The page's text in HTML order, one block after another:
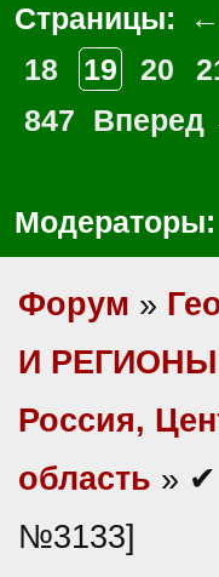
Страницы:
18
19 20
847
Вперед
Модераторы:
Форум »
И РЕГИОНЫ
Россия,
область » ✔
№3133]